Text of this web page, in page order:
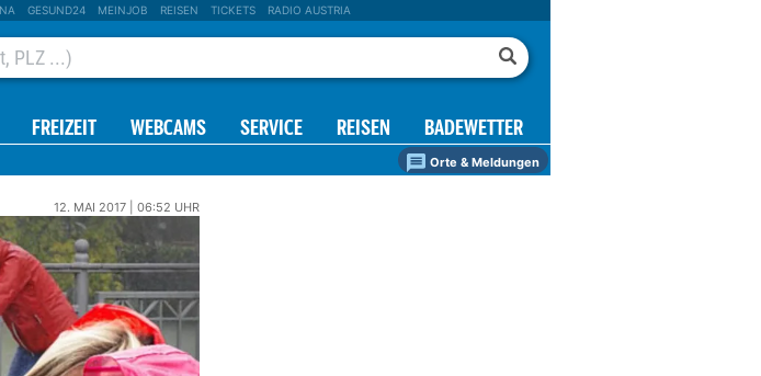
GESUND24 MEINJOB REISEN TICKETS RADIO AUSTRIA
FREIZEIT WEBCAMS SERVICE REISEN BADEWETTER
Orte & Meldungen
12. MAI 2017 | 06:52 UHR